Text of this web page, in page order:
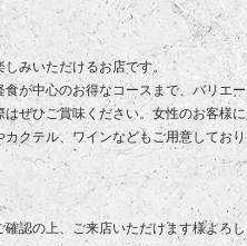
みいただけるお店です。
が中心のお得なコースまで、バリエ
ぜひご賞味ください。女性のお客様に
クテル、ワインなどもご用意してお
認の上、ご来店いただけます様よろ